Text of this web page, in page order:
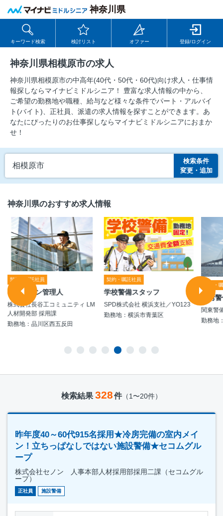
神奈川県
キーワード検索 検討リスト オファー 登録/ログイン
神奈川県相模原市の求人
神奈川県相模原市の中⾼年(40代・50代・60代)向け求⼈・仕事情
報探しならマイナビミドルシニア！ 豊富な求人情報の中から、
ご希望の勤務地や職種、給与など様々な条件でパート・アルバイ
ト(バイト)、正社員、派遣の求人情報を探すことができます。あ
なたにぴったりのお仕事探しならマイナビミドルシニアにおまか
せ！
相模原市
検索条件
変更・追加
神奈川県のおすすめ求人情報
契約・嘱託社員
マンション管理人
株式会社長谷工コミュニティ LM
人材開発部 採用課
勤務地：品川区西五反田
契約・嘱託社員
学校警備スタッフ
SPD株式会社 横浜支社／YO123
勤務地：横浜市青葉区
契約・
港湾
関東警
勤務地
検索結果 328件（1〜20件）
昨年度40～60代915名採用★冷房完備の室内メイ
ン！立ちっぱなしではない施設警備★セコムグル
ープ
株式会社セノン 人事本部人材採用部採用二課（セコムグル
ープ）
正社員 施設警備